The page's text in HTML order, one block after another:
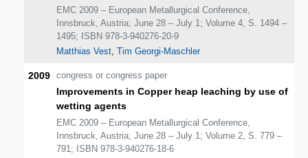
EMC 2009 – European Metallurgical Conference,
Innsbruck, Austria; June 28 – July 1; Volume 4, S. 1494 –
1495; ISBN 978-3-940276-20-9
Matthias Vest,Tim Georgi-Maschler
2009 congress or congress paper
Improvements in Copper heap leaching by use of
wetting agents
EMC 2009 – European Metallurgical Conference,
Innsbruck, Austria; June 28 – July 1; Volume 2, S. 779 –
791; ISBN 978-3-940276-18-6